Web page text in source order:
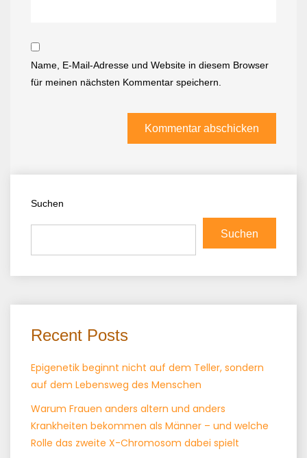
Name, E-Mail-Adresse und Website in diesem Browser
für meinen nächsten Kommentar speichern.
Suchen
Suchen
Recent Posts
Epigenetik beginnt nicht auf dem Teller, sondern
auf dem Lebensweg des Menschen
Warum Frauen anders altern und anders
Krankheiten bekommen als Männer – und welche
Rolle das zweite X-Chromosom dabei spielt